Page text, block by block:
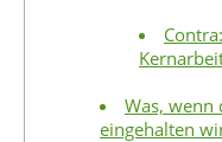
Was, wenn
eingehalten